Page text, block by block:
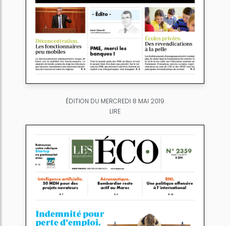
ÉDITION DU MERCREDI 8 MAI 2019
LIRE